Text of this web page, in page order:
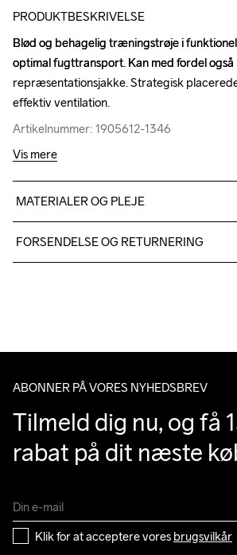
PRODUKTBESKRIVELSE
Blød og behagelig træningstrøje i
optimal fugttransport. Kan med fordel også
repræsentationsjakke. Strategisk
effektiv ventilation.
Artikelnummer: 1905612-1346
Blød og behagelig træningstrøje i
optimal fugttransport. Kan med fordel også
repræsentationsjakke. Strategisk
effektiv ventilation.
Artikelnummer: 1905612-1346
Vis mere
MATERIALER OG PLEJE
90% polyester 10% elastane
FORSENDELSE OG RETURNERING
ABONNER PÅ VORES NYHEDSBREV
Tilmeld dig nu, og få
rabat på dit næste
Klik for at acceptere vores brugsvilkår